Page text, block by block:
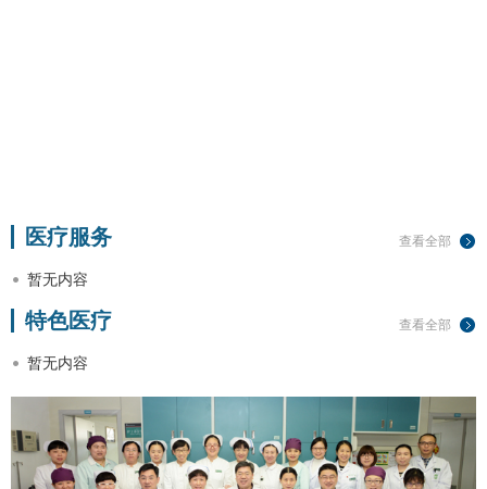
查看全部
医疗服务
暂无内容
查看全部
特色医疗
暂无内容